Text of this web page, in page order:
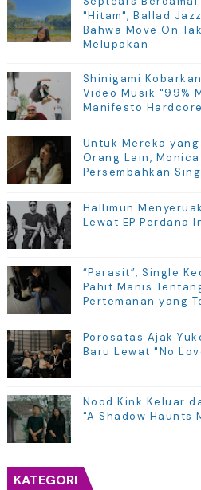
"Hitam", Ballad
Bahwa Move On
Melupakan
Shinigami
Video Musik "99%
Manifesto
Untuk Mereka
Orang Lain,
Persembahkan
Hallimun
Lewat EP Perdana
“Parasit”, Single
Pahit Manis
Pertemanan yang
Porosatas Ajak
Baru Lewat "No
Nood Kink Keluar
"A Shadow Haunts
KATEGORI